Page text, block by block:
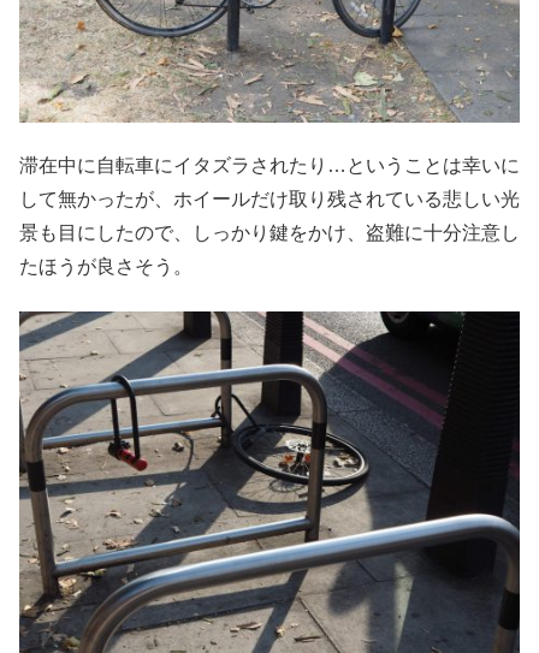
滞在中に自転車にイタズラされたり…ということは幸いに
して無かったが、ホイールだけ取り残されている悲しい光
景も目にしたので、しっかり鍵をかけ、盗難に十分注意し
たほうが良さそう。